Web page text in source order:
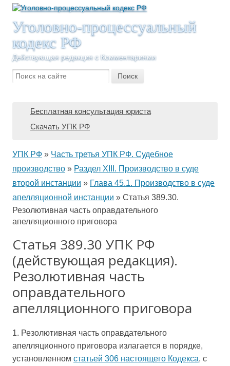
Уголовно-процессуальный
кодекс РФ
Действующая редакция с Комментариями
Бесплатная консультация юриста
Скачать УПК РФ
УПК РФ » Часть третья УПК РФ. Судебное
производство » Раздел XIII. Производство в суде
второй инстанции » Глава 45.1. Производство в суде
апелляционной инстанции » Статья 389.30.
Резолютивная часть оправдательного
апелляционного приговора
Статья 389.30 УПК РФ
(действующая редакция).
Резолютивная часть
оправдательного
апелляционного приговора
1. Резолютивная часть оправдательного
апелляционного приговора излагается в порядке,
установленном статьей 306 настоящего Кодекса, с